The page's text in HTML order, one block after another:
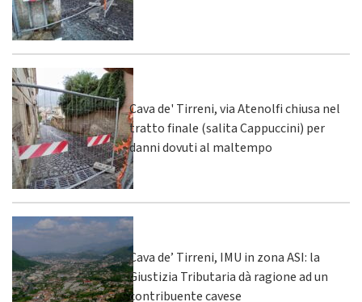
Cava de' Tirreni, via Atenolfi chiusa nel
tratto finale (salita Cappuccini) per
danni dovuti al maltempo
Cava de’ Tirreni, IMU in zona ASI: la
Giustizia Tributaria dà ragione ad un
contribuente cavese